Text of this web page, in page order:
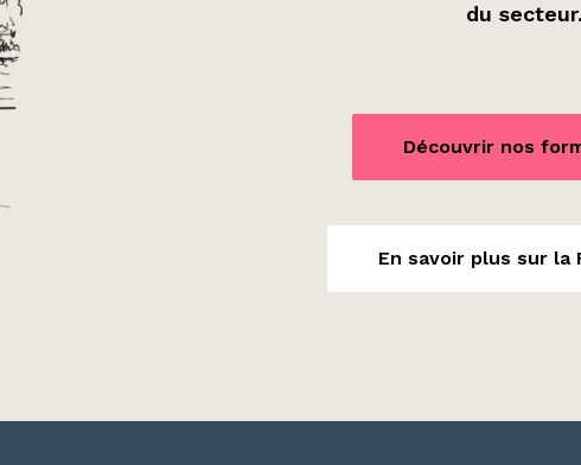
du secteur.
Découvrir nos
En savoir plus sur la